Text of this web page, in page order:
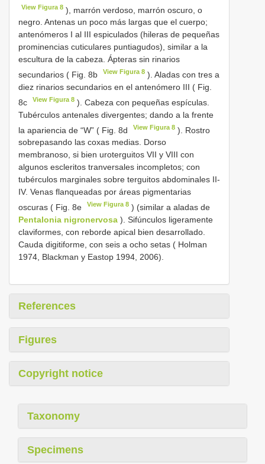
View Figura 8 ), marrón verdoso, marrón oscuro, o
negro. Antenas un poco más largas que el cuerpo;
antenómeros I al III espiculados (hileras de pequeñas
prominencias cuticulares puntiagudos), similar a la
escultura de la cabeza. Ápteras sin rinarios
secundarios ( Fig. 8b
View Figura 8 ). Aladas con tres a
diez rinarios secundarios en el antenómero III ( Fig.
8c
View Figura 8 ). Cabeza con pequeñas espículas.
Tubérculos antenales divergentes; dando a la frente
la apariencia de “W” ( Fig. 8d
View Figura 8 ). Rostro
sobrepasando las coxas medias. Dorso
membranoso, si bien uroterguitos VII y VIII con
algunos escleritos tranversales incompletos; con
tubérculos marginales sobre terguitos abdominales II-
IV. Venas flanqueadas por áreas pigmentarias
oscuras ( Fig. 8e
View Figura 8 ) (similar a aladas de
Pentalonia nigronervosa ). Sifúnculos ligeramente
claviformes, con reborde apical bien desarrollado.
Cauda digitiforme, con seis a ocho setas ( Holman
1974, Blackman y Eastop 1994, 2006).
References
Figures
Copyright notice
Taxonomy
Specimens